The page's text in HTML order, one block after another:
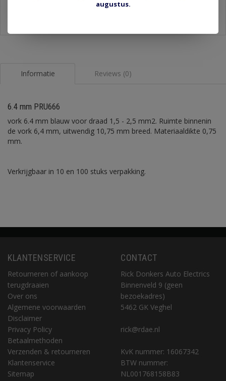
Informatie Reviews (0)
6.4 mm PRU666
vork 6.4 mm blauw voor draad 1,5 - 2,5 mm2. Ruimte binnenin
de vork 6,4 mm, uitwendig 10,75 mm breed. Materiaaldikte 0,75
mm.
Verkrijgbaar in 10 en 100 stuks verpakking.
KLANTENSERVICE
Retourneren of aankoop
terugdraaien
Over ons
Algemene voorwaarden
Disclaimer
Privacy Policy
Betaalmethoden
Verzenden & retourneren
Klantenservice
Sitemap
CONTACT
Rick Donkers Auto Electrics
Binnenveld 9 (geen
bezoekadres)
5462 GK Veghel
rick@rdae.nl
KvK nummer: 16067342
BTW nummer:
NL001768158B83
augustus.